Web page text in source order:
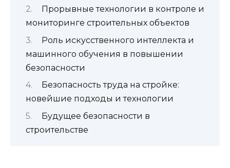
Прорывные технологии в контроле и
мониторинге строительных объектов
Роль искусственного интеллекта и
машинного обучения в повышении
безопасности
Безопасность труда на стройке:
новейшие подходы и технологии
Будущее безопасности в
строительстве